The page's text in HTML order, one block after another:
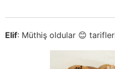
Elif: Müthiş oldular 😊